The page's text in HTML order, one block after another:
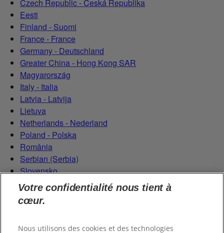
Czech Republic - Česká Republika
Eesti
Finland - Suomi
France - France
Germany - Deutschland
Greater China - Hong Kong SAR
Magyarország
Italy - Italia
Latvia - Latvija
Lietuva
Netherlands - Nederland
Poland - Polska
România
Serbian (Serbia)
Slovensko
Slovenija
Switzerland (Schweiz)
Switzerland (Suisse)
Votre confidentialité nous tient à
cœur.
Nous utilisons des cookies et des technologies